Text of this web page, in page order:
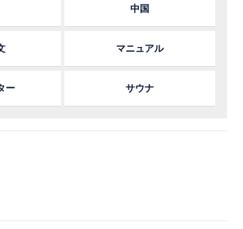
中国
マニュアル
ー サウナ